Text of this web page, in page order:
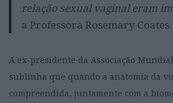
relação sexual vaginal eram
a Professora Rosemary Coates.
A ex-presidente da Associação
sublinha que quando a anatomia da
compreendida, juntamente com a